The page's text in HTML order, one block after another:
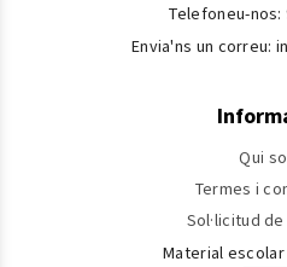
Telefoneu-nos:
Envia'ns un correu:
Qui
Termes i
Sol·licitud
Material escolar